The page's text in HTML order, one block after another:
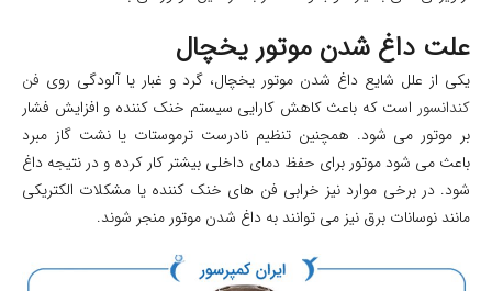
علت داغ شدن موتور یخچال
یکی از علل شایع داغ شدن موتور یخچال، گرد و غبار یا آلودگی روی فن
کندانسور است که باعث کاهش کارایی سیستم خنک کننده و افزایش فشار
بر موتور می شود. همچنین تنظیم نادرست ترموستات یا نشت گاز مبرد
باعث می شود موتور برای حفظ دمای داخلی بیشتر کار کرده و در نتیجه داغ
شود. در برخی موارد نیز خرابی فن های خنک کننده یا مشکلات الکتریکی
مانند نوسانات برق نیز می توانند به داغ شدن موتور منجر شوند.